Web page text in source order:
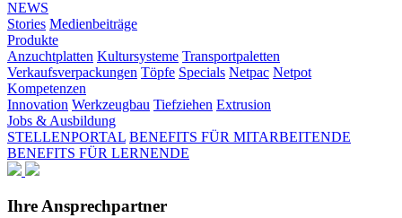
NEWS
Stories Medienbeiträge
Produkte
Anzuchtplatten Kultursysteme Transportpaletten
Verkaufsverpackungen Töpfe Specials Netpac Netpot
Kompetenzen
Innovation Werkzeugbau Tiefziehen Extrusion
Jobs & Ausbildung
STELLENPORTAL BENEFITS FÜR MITARBEITENDE
BENEFITS FÜR LERNENDE
Ihre Ansprechpartner